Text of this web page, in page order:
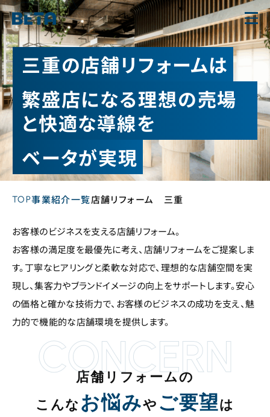
内
容
を
ス
キ
ッ
三重の店舗リフォームは
繁盛店になる理想の売場
と快適な導線を
ベータが実現
TOP事業紹介一覧店舗リフォーム 三重
お客様のビジネスを支える店舗リフォーム。
お客様の満足度を最優先に考え、店舗リフォームをご提案しま
す。丁寧なヒアリングと柔軟な対応で、理想的な店舗空間を実
現し、集客力やブランドイメージの向上をサポートします。安心
の価格と確かな技術力で、お客様のビジネスの成功を支え、魅
力的で機能的な店舗環境を提供します。
CONCERN
店舗リフォームの
こんなお悩みや ご要望は